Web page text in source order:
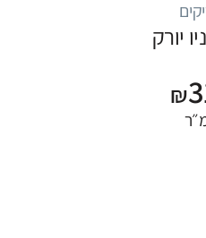
יורק
₪